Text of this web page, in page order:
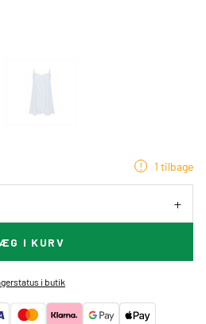
1 tilbage
I KURV
i butik